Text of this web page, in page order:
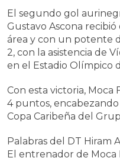
El segundo gol
Gustavo Ascona
área y con un potente
2, con la asistencia de
en el Estadio Olímpico
Con esta victoria, Moca
4 puntos,
Copa Caribeña del
Palabras del DT Hiram
El entrenador de Moca